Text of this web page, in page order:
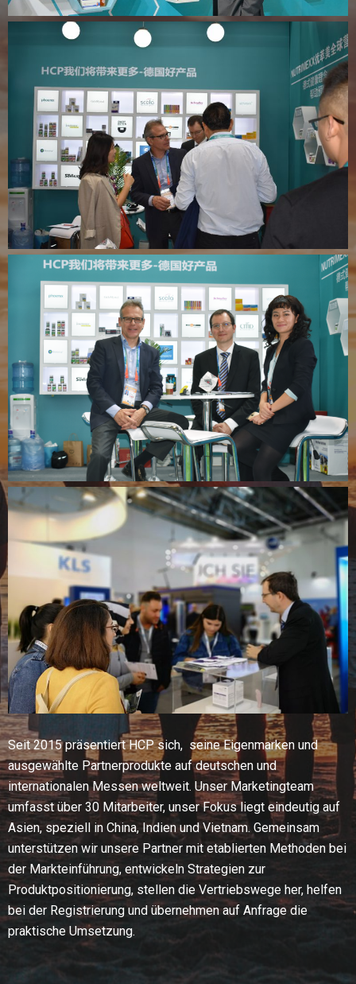
Seit 2015 präsentiert HCP sich, ​ seine Eigenmarken und
ausgewählte Partnerprodukte auf deutschen und
internationalen Messen weltweit. Unser Marketingteam
umfasst über 30 Mitarbeiter, unser Fokus liegt eindeutig auf
Asien, speziell in China, Indien und Vietnam. Gemeinsam
unterstützen wir unsere Partner mit etablierten Methoden bei
der Markteinführung, entwickeln Strategien zur
Produktpositionierung, stellen die Vertriebswege her, helfen
bei der Registrierung und übernehmen auf Anfrage die
praktische Umsetzung.